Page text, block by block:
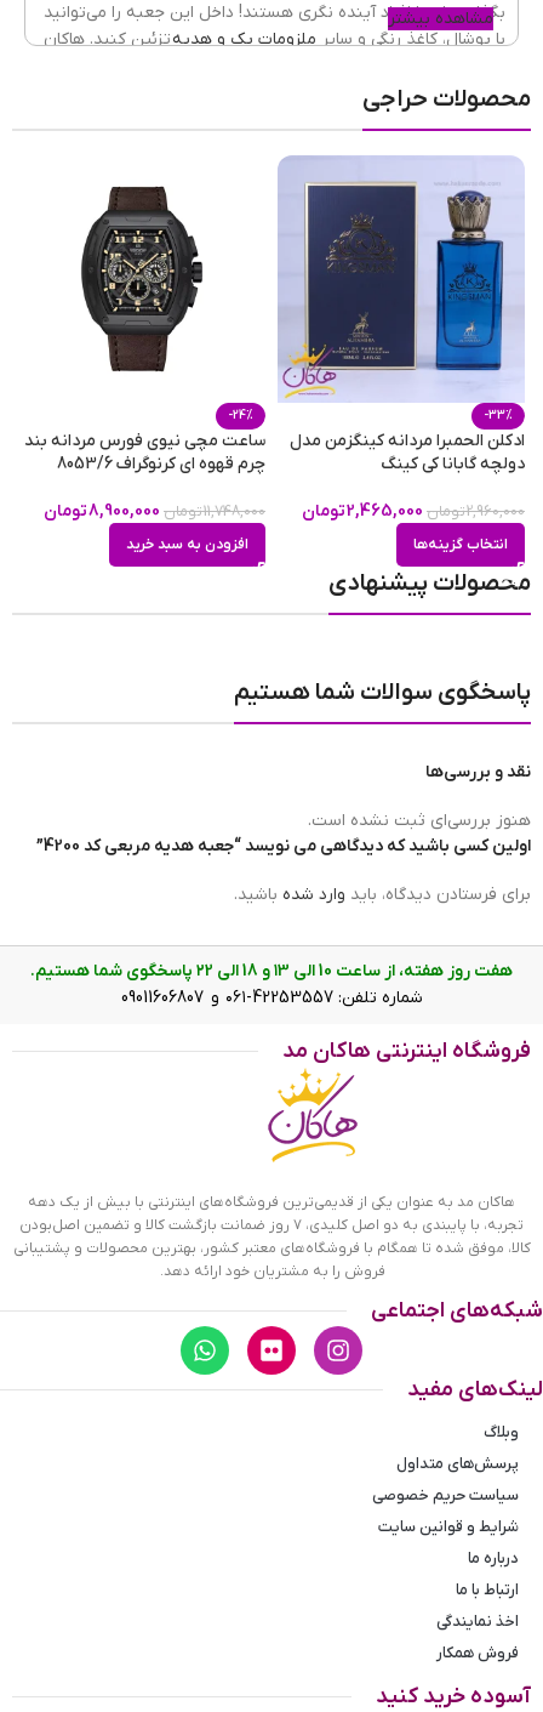
بگذارند. اینها افراد آینده نگری هستند! داخل این جعبه را می‌توانید
با پوشال، کاغذ رنگی و سایرملزومات پک و هدیهتزئین کنید. هاکان
جعبه هدیهبا پشتیبانی هاکان مد تماس بگیرید و از تخفیفات ویژه
فروش عمده بهره‌مند شوید.
مشاهده بیشتر
محصولات حراجی
-33%
ادکلن الحمبرا مردانه کینگزمن مدل
دولچه گابانا کی کینگ
2,960,000تومان 2,465,000تومان
انتخاب گزینه‌ها
-24%
ساعت مچی نیوی فورس مردانه بند
چرم قهوه ای کرنوگراف 8053/6
11,748,000تومان 8,900,000تومان
افزودن به سبد خرید
محصولات پیشنهادی
پاسخگوی سوالات شما هستیم
نقد و بررسی‌ها
هنوز بررسی‌ای ثبت نشده است.
اولین کسی باشید که دیدگاهی می نویسد “جعبه هدیه مربعی کد 4200”
برای فرستادن دیدگاه، باید وارد شده باشید.
هفت روز هفته، از ساعت 10 الی ۱3 و 18 الی ۲2 پاسخگوی شما هستیم.
شماره تلفن: 42253557-۰۶۱ و 09011606807
فروشگاه اینترنتی هاکان مد
هاکان مد به عنوان یکی از قدیمی‌ترین فروشگاه‌های اینترنتی با بیش از یک دهه
تجربه، با پایبندی به دو اصل کلیدی، ۷ روز ضمانت بازگشت کالا و تضمین اصل‌بودن
کالا، موفق شده تا همگام با فروشگاه‌های معتبر کشور، بهترین محصولات و پشتیبانی
فروش را به مشتریان خود ارائه دهد.
شبکه‌های اجتماعی
لینک‌های مفید
وبلاگ
پرسش‌های متداول
سیاست حریم خصوصی
شرایط و قوانین سایت
درباره ما
ارتباط با ما
اخذ نمایندگی
فروش همکار
آسوده خرید کنید